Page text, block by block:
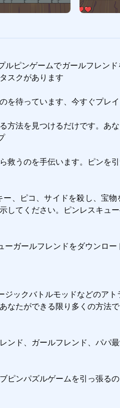
ピンゲームでガールフレン
スクがあります
待っています、今すぐプレイ
法を見つけるだけです。あ
うのを手伝います。ピンを
、ピコ、サイドを殺し、宝
てください。ピンレスキュ
ガールフレンドをダウンロ
ックバトルモッドなどのアト
たができる限り多くの方法
ド、ガールフレンド、パパ
ンパズルゲームを引っ張る